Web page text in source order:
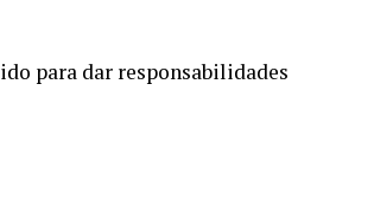
para dar responsabilidades